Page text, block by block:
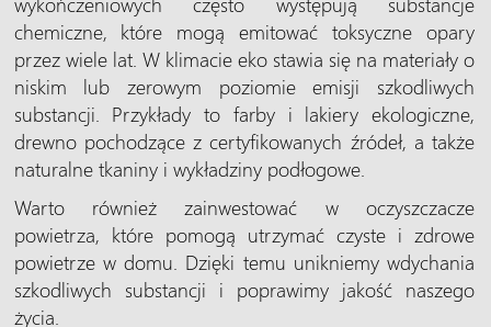
chemiczne, które mogą emitować toksyczne opary
przez wiele lat. W klimacie eko stawia się na materiały o
niskim lub zerowym poziomie emisji szkodliwych
substancji. Przykłady to farby i lakiery ekologiczne,
drewno pochodzące z certyfikowanych źródeł, a także
naturalne tkaniny i wykładziny podłogowe.
Warto również zainwestować w oczyszczacze
powietrza, które pomogą utrzymać czyste i zdrowe
powietrze w domu. Dzięki temu unikniemy wdychania
szkodliwych substancji i poprawimy jakość naszego
życia.